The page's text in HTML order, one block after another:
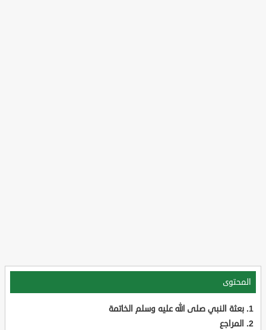
المحتوى
بعثة النبي صلى الله عليه وسلم الخاتمة
المراجع